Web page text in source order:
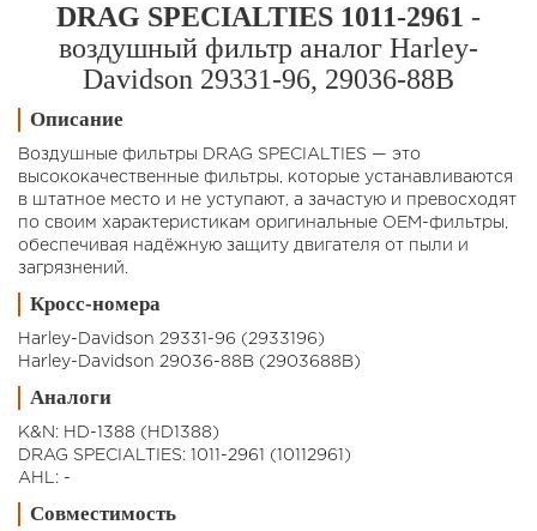
DRAG SPECIALTIES 1011-2961 -
воздушный фильтр аналог Harley-
Davidson 29331-96, 29036-88B
Описание
Воздушные фильтры DRAG SPECIALTIES — это
высококачественные фильтры, которые устанавливаются
в штатное место и не уступают, а зачастую и превосходят
по своим характеристикам оригинальные OEM-фильтры,
обеспечивая надёжную защиту двигателя от пыли и
загрязнений.
Кросс-номера
Harley-Davidson 29331-96 (2933196)
Harley-Davidson 29036-88B (2903688B)
Аналоги
K&N: HD-1388 (HD1388)
DRAG SPECIALTIES: 1011-2961 (10112961)
AHL: -
Совместимость